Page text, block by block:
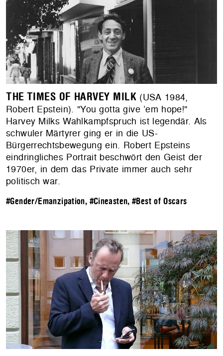
THE TIMES OF HARVEY MILK (USA 1984,
Robert Epstein). "You gotta give ’em hope!"
Harvey Milks Wahlkampfspruch ist legendär. Als
schwuler Märtyrer ging er in die US-
Bürgerrechtsbewegung ein. Robert Epsteins
eindringliches Portrait beschwört den Geist der
1970er, in dem das Private immer auch sehr
politisch war.
#Gender/Emanzipation, #Cineasten,#Best of Oscars